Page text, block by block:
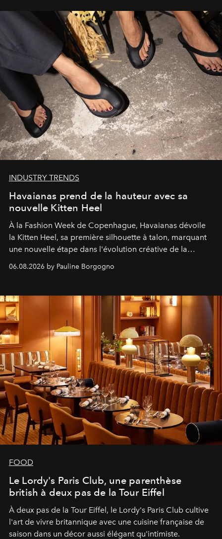
INDUSTRY TRENDS
Havaianas prend de la hauteur avec sa
nouvelle Kitten Heel
À la Fashion Week de Copenhague, Havaianas dévoile
la Kitten Heel, sa première silhouette à talon, marquant
une nouvelle étape dans l'évolution créative de la
06.08.2026 by Pauline Borgogno
FOOD
Le Lordy's Paris Club, une parenthèse
british à deux pas de la Tour Eiffel
À deux pas de la Tour Eiffel, le Lordy's Paris Club cultive
l'art de vivre britannique avec une cuisine française de
saison dans un décor aussi élégant qu'intimiste.